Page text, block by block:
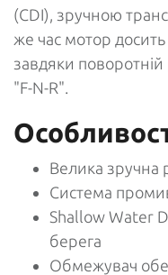
(CDI), зручною
же час мотор
завдяки поворотній
"F-N-R".
Велика зручна
Система
Shallow Water
берега
Обмежувач